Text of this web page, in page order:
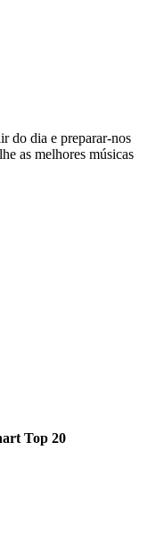
do dia e preparar-nos
as melhores músicas
Top 20